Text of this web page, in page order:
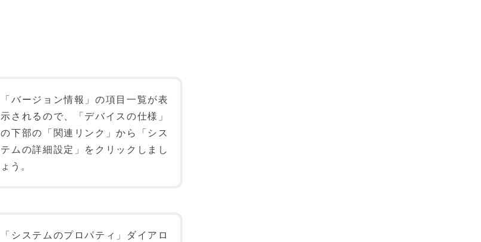
「バージョン情報」の項目一覧が表
示されるので、「デバイスの仕様」
の下部の「関連リンク」から「シス
テムの詳細設定」をクリックしまし
ょう。
「システムのプロパティ」ダイアロ